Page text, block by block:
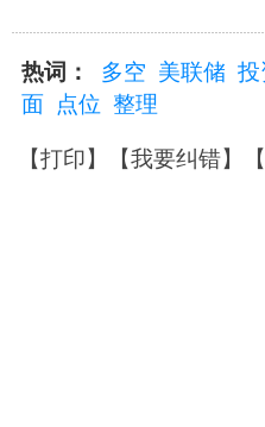
热词： 多空 美联储 投
面
点位 整理
【打印】【我要纠错】【